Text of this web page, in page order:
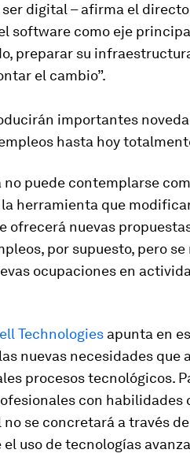
ser digital – afirma el
software como eje
preparar su
el cambio”.
importantes
hasta hoy
puede contemplarse
herramienta que
ofrecerá nuevas
por supuesto, pero
ocupaciones en
Technologies apunta en
nuevas necesidades que
procesos tecnológicos.
con habilidades
se concretará a través
uso de tecnologías